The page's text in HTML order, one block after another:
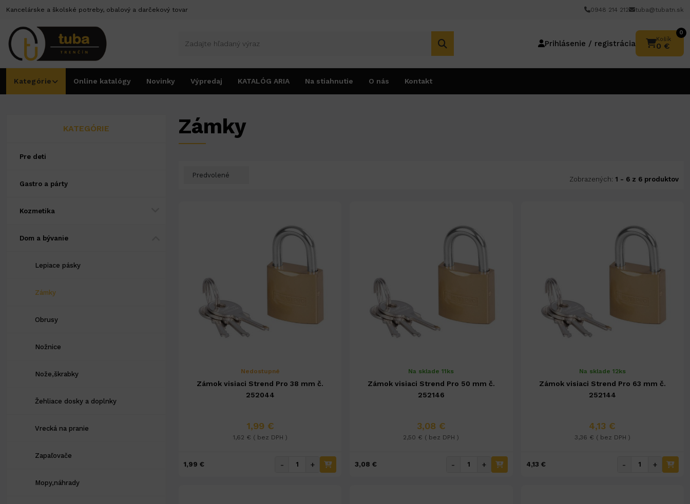
Kancelárske a školské potreby, obalový a darčekový tovar 0948 214 212 tuba@tubatn.sk
Prihlásenie / registrácia Košík
0
0 €
Kategórie Online katalógy Novinky Výpredaj KATALÓG ARIA Na stiahnutie O nás Kontakt
Dom a bývanie
KATEGÓRIE
Pre deti
Gastro a párty
Kozmetika
Dom a bývanie
Lepiace pásky
Zámky
Obrusy
Nožnice
Nože,škrabky
Žehliace dosky a doplnky
Vrecká na pranie
Zapaľovače
Mopy,náhrady
Zámky
Zobrazených: 1 - 6 z 6 produktov
Nedostupné
Zámok visiaci Strend Pro 38 mm č.
252044
1,99 €
1,62 € ( bez DPH )
1,99 € - +
Na sklade 11ks
Zámok visiaci Strend Pro 50 mm č.
252146
3,08 €
2,50 € ( bez DPH )
3,08 € - +
Na sklade 12ks
Zámok visiaci Strend Pro 63 mm č.
252144
4,13 €
3,36 € ( bez DPH )
4,13 € - +